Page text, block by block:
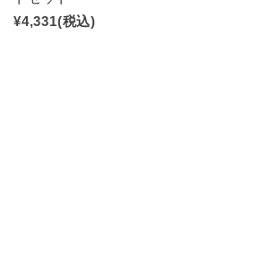
¥4,331(税込)